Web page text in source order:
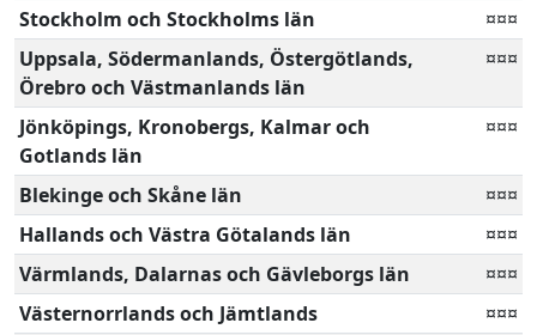
Stockholm och Stockholms län
¤¤¤
Uppsala, Södermanlands, Östergötlands,
Örebro och Västmanlands län
¤¤¤
Jönköpings, Kronobergs, Kalmar och
Gotlands län
¤¤¤
Blekinge och Skåne län
¤¤¤
Hallands och Västra Götalands län
¤¤¤
Värmlands, Dalarnas och Gävleborgs län
¤¤¤
Västernorrlands och Jämtlands
¤¤¤